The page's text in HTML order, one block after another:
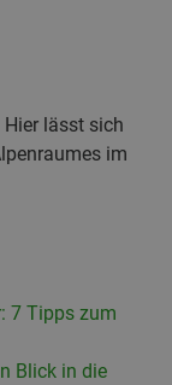
lässt sich
im
7 Tipps zum
Blick in die